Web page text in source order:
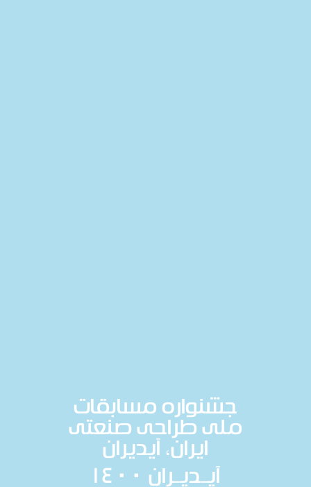
جشنواره مسابقات
ملی طراحی صنعتی
ایران، آیدیران
آیــدیــران ۱۴۰۰